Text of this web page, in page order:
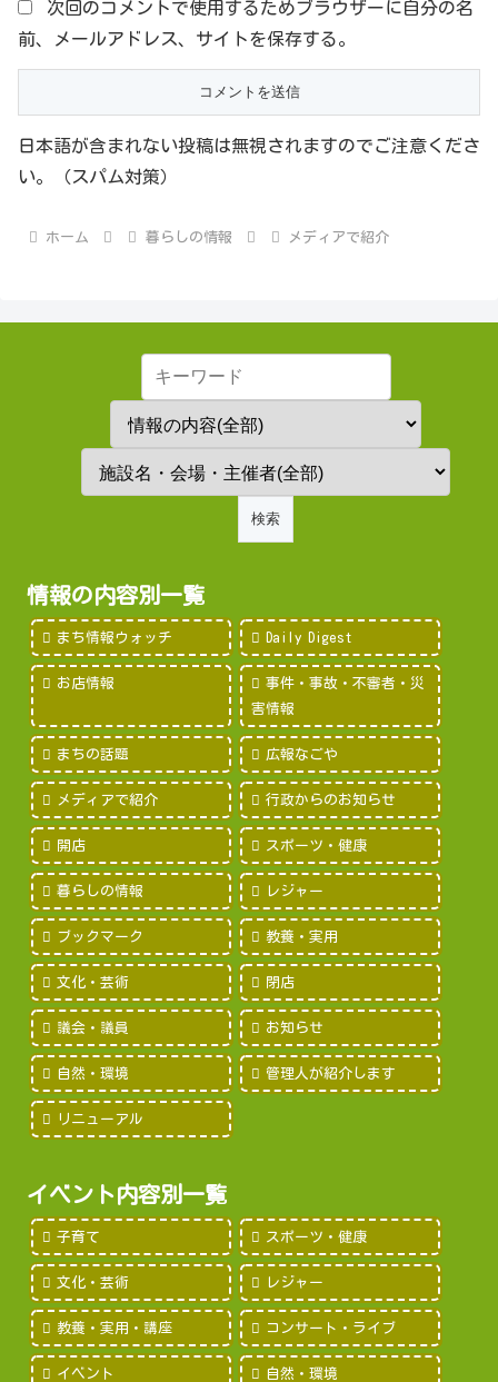
次回のコメントで使用するためブラウザーに自分の名
前、メールアドレス、サイトを保存する。
日本語が含まれない投稿は無視されますのでご注意くださ
い。（スパム対策）
ホーム 暮らしの情報 メディアで紹介
情報の内容別一覧
まち情報ウォッチ Daily Digest
お店情報
事件・事故・不審者・災
害情報
まちの話題 広報なごや
メディアで紹介 行政からのお知らせ
開店 スポーツ・健康
暮らしの情報 レジャー
ブックマーク 教養・実用
文化・芸術 閉店
議会・議員 お知らせ
自然・環境 管理人が紹介します
リニューアル
イベント内容別一覧
子育て スポーツ・健康
文化・芸術 レジャー
教養・実用・講座 コンサート・ライブ
イベント 自然・環境